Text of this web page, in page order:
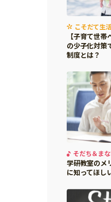
こそだて生
【子育て世
の少子化対策
制度とは？
そだち＆ま
学研教室のメ
に知ってほし